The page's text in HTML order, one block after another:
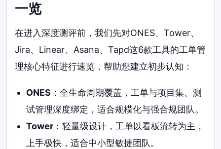
一览
在进入深度测评前，我们先对ONES、Tower、
Jira、Linear、Asana、Tapd这6款工具的工单管
理核心特征进行速览，帮助您建立初步认知：
ONES ：全生命周期覆盖，工单与项目集、测
试管理深度绑定，适合规模化与强合规团队。
Tower：轻量级设计，工单以看板流转为主，
上手极快，适合中小型敏捷团队。